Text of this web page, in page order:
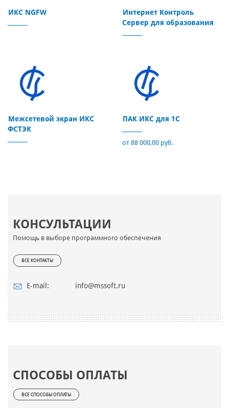
КОНСУЛЬТАЦИИ
Помощь в выборе программного обеспечения
ВСЕ КОНТАКТЫ
E-mail: info@mssoft.ru
СПОСОБЫ ОПЛАТЫ
ВСЕ СПОСОБЫ ОПЛАТЫ
ИКС NGFW
Интернет Контроль
Сервер для образования
Межсетевой экран ИКС
ФСТЭК
ПАК ИКС для 1С
от 88 000,00 руб.